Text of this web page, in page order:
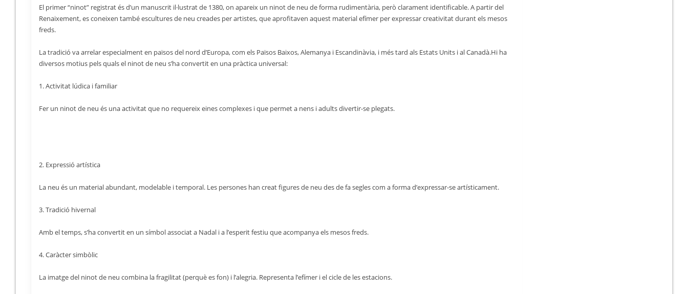
El primer “ninot” registrat és d’un manuscrit il·lustrat de 1380, on apareix un ninot de neu de forma rudimentària, però clarament identificable. A partir del
Renaixement, es coneixen també escultures de neu creades per artistes, que aprofitaven aquest material efímer per expressar creativitat durant els mesos
freds.
La tradició va arrelar especialment en països del nord d’Europa, com els Països Baixos, Alemanya i Escandinàvia, i més tard als Estats Units i al Canadà.Hi ha
diversos motius pels quals el ninot de neu s’ha convertit en una pràctica universal:
1. Activitat lúdica i familiar
Fer un ninot de neu és una activitat que no requereix eines complexes i que permet a nens i adults divertir-se plegats.
2. Expressió artística
La neu és un material abundant, modelable i temporal. Les persones han creat figures de neu des de fa segles com a forma d’expressar-se artísticament.
3. Tradició hivernal
Amb el temps, s’ha convertit en un símbol associat a Nadal i a l’esperit festiu que acompanya els mesos freds.
4. Caràcter simbòlic
La imatge del ninot de neu combina la fragilitat (perquè es fon) i l’alegria. Representa l’efímer i el cicle de les estacions.